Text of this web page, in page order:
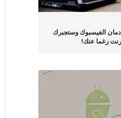
الفيسبوك وستجبرك
رغما عنك!